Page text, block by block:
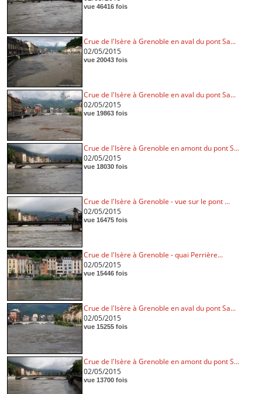
vue 46416 fois
Crue de l'Isère à Grenoble en aval du pont Sa...
02/05/2015
vue 20043 fois
Crue de l'Isère à Grenoble en aval du pont Sa...
02/05/2015
vue 19863 fois
Crue de l'Isère à Grenoble en amont du pont S...
02/05/2015
vue 18030 fois
Crue de l'Isère à Grenoble - vue sur le pont ...
02/05/2015
vue 16475 fois
Crue de l'Isère à Grenoble - quai Perrière...
02/05/2015
vue 15446 fois
Crue de l'Isère à Grenoble en aval du pont Sa...
02/05/2015
vue 15255 fois
Crue de l'Isère à Grenoble en amont du pont S...
02/05/2015
vue 13700 fois